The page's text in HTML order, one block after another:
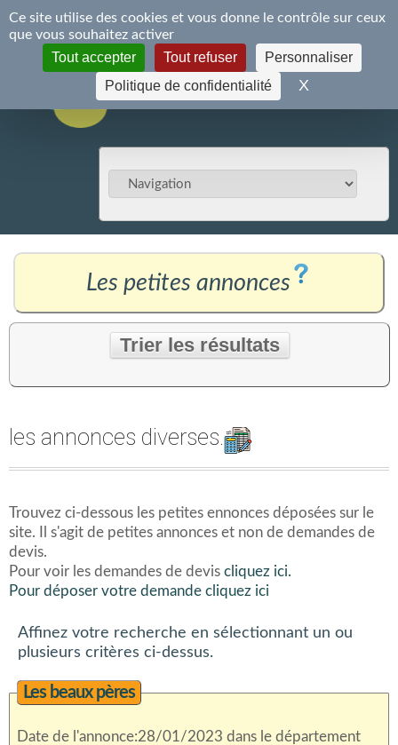
S'inscrire Se connecter
Les petites annonces
Trier les résultats
les annonces diverses.
Trouvez ci-dessous les petites ennonces déposées sur le
site. Il s'agit de petites annonces et non de demandes de
devis.
Pour voir les demandes de devis cliquez ici.
Pour déposer votre demande cliquez ici
Affinez votre recherche en sélectionnant un ou
plusieurs critères ci-dessus.
Les beaux pères
Date de l'annonce:28/01/2023 dans le département
Panneau de gestion des cookies
Ce site utilise des cookies et vous donne le contrôle sur ceux
que vous souhaitez activer
Tout accepter Tout refuser
Personnaliser
Politique de confidentialité
XMasquer le